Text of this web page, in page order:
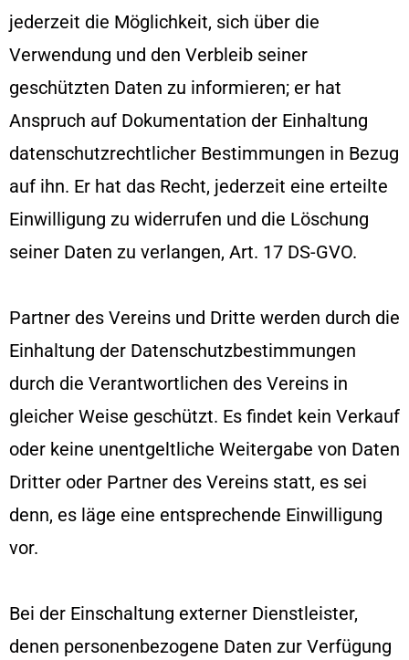
jederzeit die Möglichkeit, sich über die
Verwendung und den Verbleib seiner
geschützten Daten zu informieren; er hat
Anspruch auf Dokumentation der Einhaltung
datenschutzrechtlicher Bestimmungen in Bezug
auf ihn. Er hat das Recht, jederzeit eine erteilte
Einwilligung zu widerrufen und die Löschung
seiner Daten zu verlangen, Art. 17 DS-GVO.
Partner des Vereins und Dritte werden durch die
Einhaltung der Datenschutzbestimmungen
durch die Verantwortlichen des Vereins in
gleicher Weise geschützt. Es findet kein Verkauf
oder keine unentgeltliche Weitergabe von Daten
Dritter oder Partner des Vereins statt, es sei
denn, es läge eine entsprechende Einwilligung
vor.
Bei der Einschaltung externer Dienstleister,
denen personenbezogene Daten zur Verfügung